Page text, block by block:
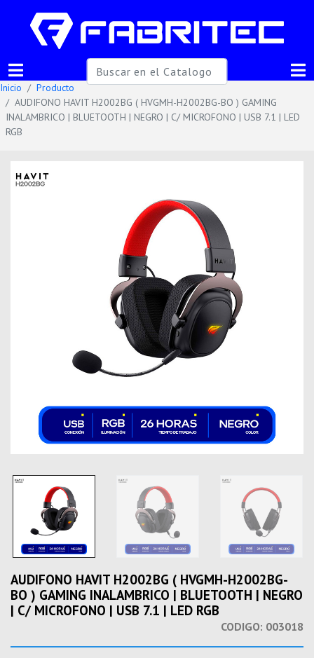
Inicio
Producto
AUDIFONO HAVIT H2002BG ( HVGMH-H2002BG-BO ) GAMING
INALAMBRICO | BLUETOOTH | NEGRO | C/ MICROFONO | USB 7.1 | LED
RGB
AUDIFONO HAVIT H2002BG ( HVGMH-H2002BG-
BO ) GAMING INALAMBRICO | BLUETOOTH | NEGRO
| C/ MICROFONO | USB 7.1 | LED RGB
CODIGO: 003018